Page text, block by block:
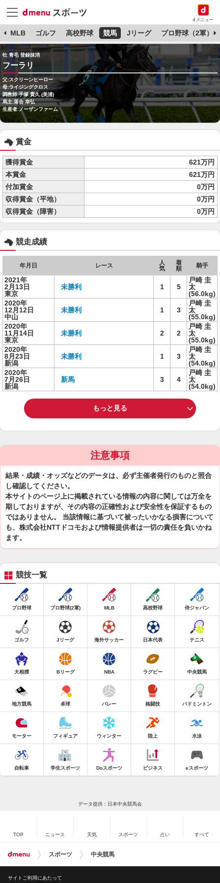
dメニュー
MLB ゴルフ 高校野球 競馬 Jリーグ プロ野球（2軍）
牡 青毛 登録抹消
フーラリ
父:スクリーンヒーロー
母:ライジングクロス
調教師:手塚 貴久 (美浦)
馬主:落合 幸弘
生産者:ノーザンファーム
賞金
獲得賞金
621万円
本賞金
621万円
付加賞金
0万円
収得賞金（平地）
0万円
収得賞金（障害）
0万円
競走成績
年月日 レース
人
気
着
順
騎手
2021年
2月13日
東京
未勝利 1 5
戸崎 圭
太
(56.0kg)
2020年
12月12日
中山
未勝利 1 3
戸崎 圭
太
(55.0kg)
2020年
11月14日
東京
未勝利 2 2
戸崎 圭
太
(55.0kg)
2020年
8月23日
新潟
未勝利 1 3
戸崎 圭
太
(54.0kg)
2020年
7月26日
新潟
新馬 3 4
戸崎 圭
太
(54.0kg)
もっと見る
注意事項
結果・成績・オッズなどのデータは、必ず主催者発行のものと照合
し確認してください。
本サイトのページ上に掲載されている情報の内容に関しては万全を
期しておりますが、その内容の正確性および安全性を保証するもの
ではありません。 当該情報に基づいて被ったいかなる損害について
も、株式会社NTTドコモおよび情報提供者は一切の責任を負いかね
ます。
競技一覧
プロ野球 プロ野球(2軍) MLB 高校野球 侍ジャパン
ゴルフ Jリーグ 海外サッカー 日本代表 テニス
大相撲 Bリーグ NBA ラグビー 中央競馬
地方競馬 卓球 バレー 格闘技 バドミントン
モーター フィギュア ウィンター 陸上 水泳
自転車 学生スポーツ Doスポーツ ビジネス eスポーツ
データ提供：日本中央競馬会
TOP ニュース 天気 スポーツ 占い すべて
スポーツ 中央競馬
サイトご利用にあたって